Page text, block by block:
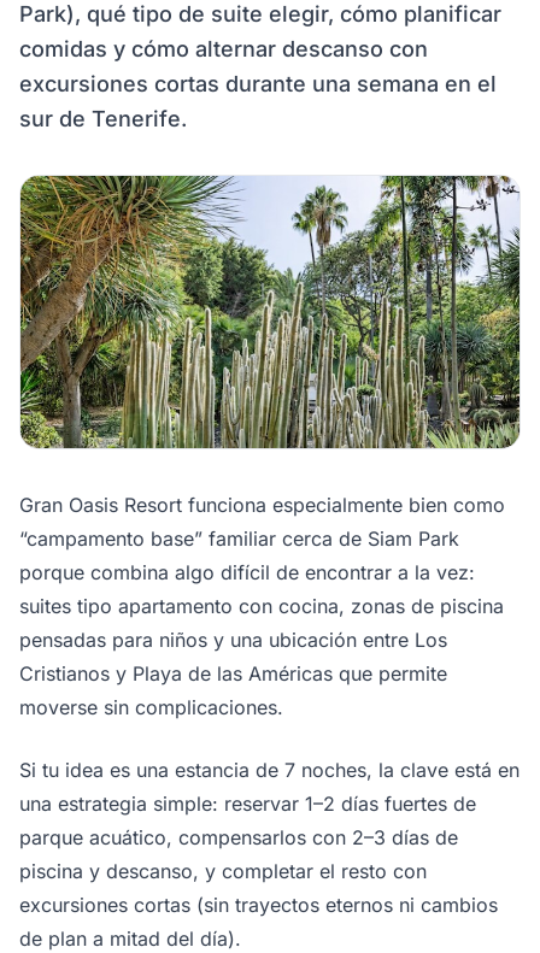
Park), qué tipo de suite elegir, cómo planificar
comidas y cómo alternar descanso con
excursiones cortas durante una semana en el
sur de Tenerife.
Gran Oasis Resort funciona especialmente bien como
“campamento base” familiar cerca de Siam Park
porque combina algo difícil de encontrar a la vez:
suites tipo apartamento con cocina, zonas de piscina
pensadas para niños y una ubicación entre Los
Cristianos y Playa de las Américas que permite
moverse sin complicaciones.
Si tu idea es una estancia de 7 noches, la clave está en
una estrategia simple: reservar 1–2 días fuertes de
parque acuático, compensarlos con 2–3 días de
piscina y descanso, y completar el resto con
excursiones cortas (sin trayectos eternos ni cambios
de plan a mitad del día).